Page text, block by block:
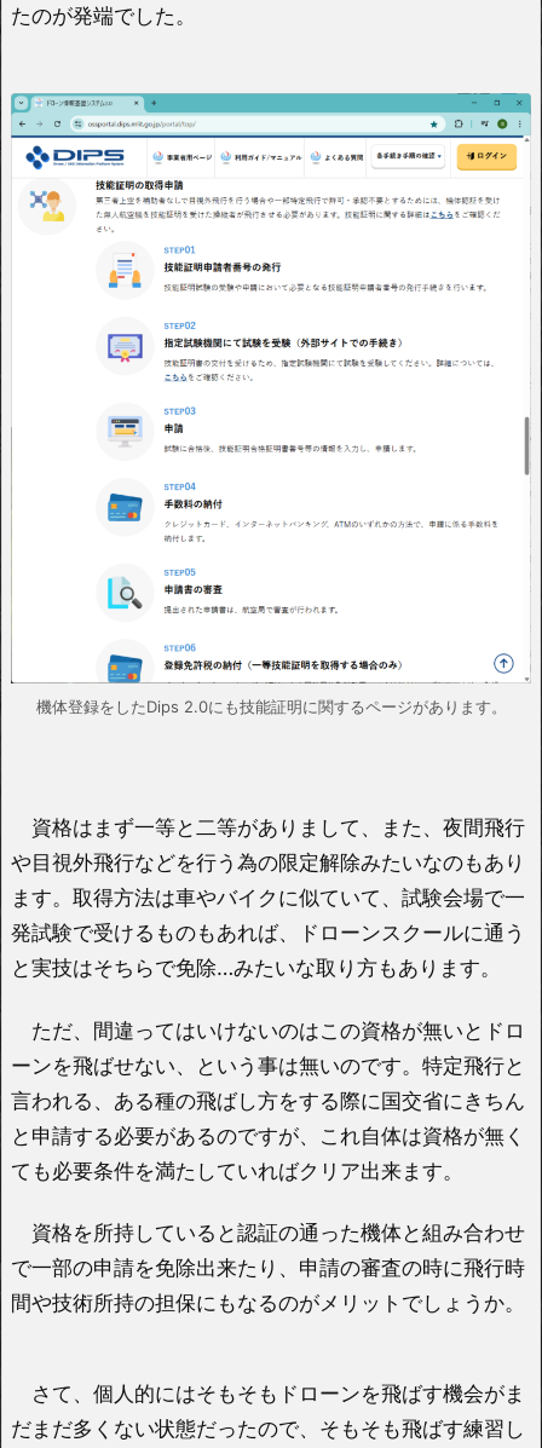
たのが発端でした。
機体登録をしたDips 2.0にも技能証明に関するページがあります。
資格はまず一等と二等がありまして、また、夜間飛行
や目視外飛行などを行う為の限定解除みたいなのもあり
ます。取得方法は車やバイクに似ていて、試験会場で一
発試験で受けるものもあれば、ドローンスクールに通う
と実技はそちらで免除…みたいな取り方もあります。
ただ、間違ってはいけないのはこの資格が無いとドロ
ーンを飛ばせない、という事は無いのです。特定飛行と
言われる、ある種の飛ばし方をする際に国交省にきちん
と申請する必要があるのですが、これ自体は資格が無く
ても必要条件を満たしていればクリア出来ます。
資格を所持していると認証の通った機体と組み合わせ
で一部の申請を免除出来たり、申請の審査の時に飛行時
間や技術所持の担保にもなるのがメリットでしょうか。
さて、個人的にはそもそもドローンを飛ばす機会がま
だまだ多くない状態だったので、そもそも飛ばす練習し